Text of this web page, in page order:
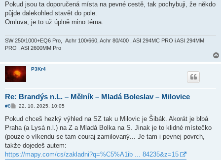
e
k
Pokud jsou ta doporučená místa na pevné cestě, tak pochybuji, že někdo
půjde dalekohled stavět do pole.
Omluva, je to už úplně mino téma.
SW 250/1000+EQ6 Pro, Achr 100/660, Achr 80/400 , ASI 294MC PRO i ASI 294MM
PRO , ASI 2600MM Pro
P3Kr4
Re: Brandýs n.L. – Mělník – Mladá Boleslav – Milovice
#8
P
í
p
ě
e
k
22. 10. 2025, 10:05
Pokud chceš hezký výhled na SZ tak u Milovic je Šibák. Akorát je blbá
Praha (a Lysá n.l.) na Z a Mladá Bolka na S. Jinak je to klidné místečko
(pouze o víkendu se tam couraj zamilovaný... Je tam i pevnej povrch,
takže dojedeš autem:
https://mapy.com/cs/zakladni?q=%C5%A1ib ... 84235&z=15